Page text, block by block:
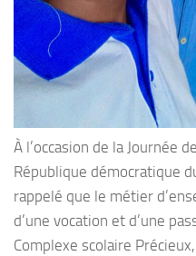
À l’occasion de la Journée
République démocratique
rappelé que le métier
d’une vocation et d’une
Complexe scolaire